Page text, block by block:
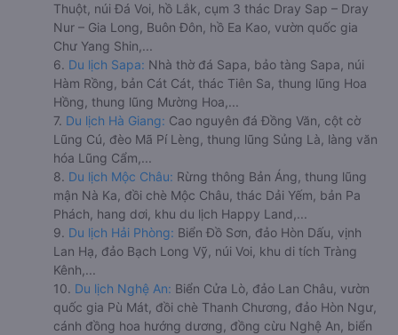
Thuột, núi Đá Voi, hồ Lắk, cụm 3 thác Dray Sap – Dray
Nur – Gia Long, Buôn Đôn, hồ Ea Kao, vườn quốc gia
Chư Yang Shin,...
6. Du lịch Sapa: Nhà thờ đá Sapa, bảo tàng Sapa, núi
Hàm Rồng, bản Cát Cát, thác Tiên Sa, thung lũng Hoa
Hồng, thung lũng Mường Hoa,...
7. Du lịch Hà Giang: Cao nguyên đá Đồng Văn, cột cờ
Lũng Cú, đèo Mã Pí Lèng, thung lũng Sủng Là, làng văn
hóa Lũng Cẩm,...
8. Du lịch Mộc Châu: Rừng thông Bản Áng, thung lũng
mận Nà Ka, đồi chè Mộc Châu, thác Dải Yếm, bản Pa
Phách, hang dơi, khu du lịch Happy Land,...
9. Du lịch Hải Phòng: Biển Đồ Sơn, đảo Hòn Dấu, vịnh
Lan Hạ, đảo Bạch Long Vỹ, núi Voi, khu di tích Tràng
Kênh,...
10. Du lịch Nghệ An: Biển Cửa Lò, đảo Lan Châu, vườn
quốc gia Pù Mát, đồi chè Thanh Chương, đảo Hòn Ngư,
cánh đồng hoa hướng dương, đồng cừu Nghệ An, biển